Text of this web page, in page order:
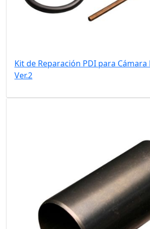
Kit de Reparación PDI para Cámara
Ver.2